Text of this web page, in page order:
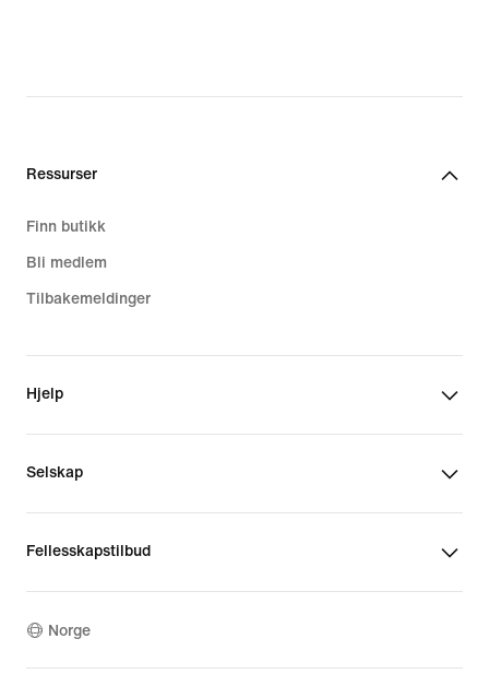
Ressurser
Finn butikk
Bli medlem
Tilbakemeldinger
Hjelp
Selskap
Fellesskapstilbud
Norge